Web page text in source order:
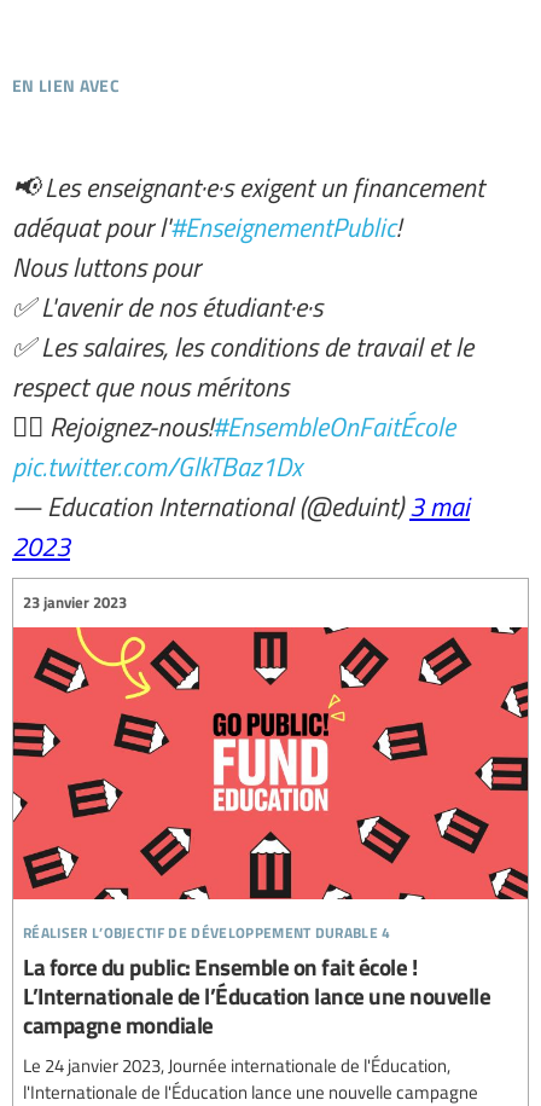
en lien avec
📢 Les enseignant·e·s exigent un financement
adéquat pour l'#EnseignementPublic!
Nous luttons pour
✅ L'avenir de nos étudiant·e·s
✅ Les salaires, les conditions de travail et le
respect que nous méritons
✊🏿 Rejoignez-nous!#EnsembleOnFaitÉcole
pic.twitter.com/GlkTBaz1Dx
— Education International (@eduint)3 mai
2023
réaliser l’objectif de développement durable 4
23 janvier 2023
La force du public: Ensemble on fait école !
L’Internationale de l’Éducation lance une nouvelle
campagne mondiale
Le 24 janvier 2023, Journée internationale de l'Éducation,
l'Internationale de l'Éducation lance une nouvelle campagne